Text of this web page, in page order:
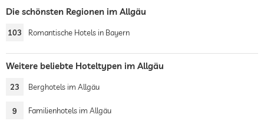
Die schönsten Regionen im Allgäu
103 Romantische Hotels in Bayern
Weitere beliebte Hoteltypen im Allgäu
23 Berghotels im Allgäu
9 Familienhotels im Allgäu